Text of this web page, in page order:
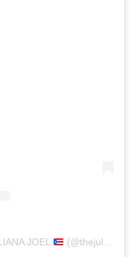
JOEL (@thejulianajoel)